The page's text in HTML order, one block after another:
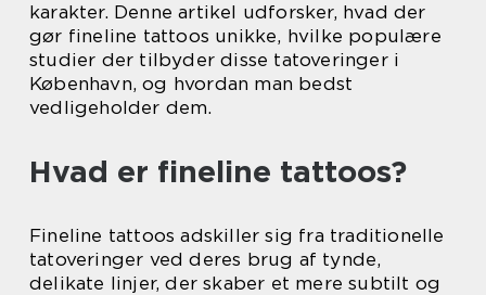
karakter. Denne artikel udforsker, hvad der
gør fineline tattoos unikke, hvilke populære
studier der tilbyder disse tatoveringer i
København, og hvordan man bedst
vedligeholder dem.
Hvad er fineline tattoos?
Fineline tattoos adskiller sig fra traditionelle
tatoveringer ved deres brug af tynde,
delikate linjer, der skaber et mere subtilt og